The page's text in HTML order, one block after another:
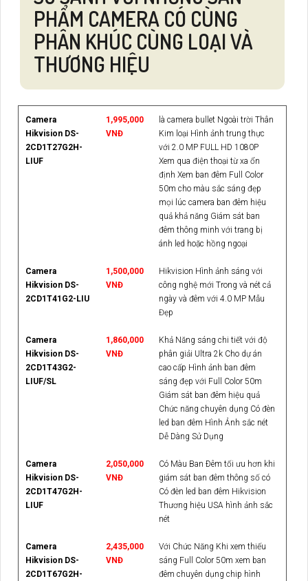
PHẨM CAMERA CÓ CÙNG
PHÂN KHÚC CÙNG LOẠI VÀ
THƯƠNG HIỆU
Camera
Hikvision DS-
2CD1T27G2H-
LIUF
1,995,000
VNĐ
là camera bullet Ngoài trời Thân
Kim loại Hình ảnh trung thực
với 2.0 MP FULL HD 1080P
Xem qua điện thoại từ xa ổn
định Xem ban đêm Full Color
50m cho màu sắc sáng đẹp
mọi lúc camera ban đêm hiệu
quả khả năng Giám sát ban
đêm thông minh với trang bị
ánh led hoặc hồng ngoại
Camera
Hikvision DS-
2CD1T41G2-LIU
1,500,000
VNĐ
Hikvision Hình ảnh sáng với
công nghệ mới Trong và nét cả
ngày và đêm với 4.0 MP Mẫu
Đẹp
Camera
Hikvision DS-
2CD1T43G2-
LIUF/SL
1,860,000
VNĐ
Khả Năng sáng chi tiết với độ
phân giải Ultra 2k Cho dự án
cao cấp Hình ảnh ban đêm
sáng đẹp với Full Color 50m
Giám sát ban đêm hiệu quả
Chức năng chuyên dụng Có đèn
led ban đêm Hình Ảnh sắc nét
Dễ Dàng Sử Dụng
Camera
Hikvision DS-
2CD1T47G2H-
LIUF
2,050,000
VNĐ
Có Màu Ban Ðêm tối ưu hơn khi
giám sát ban đêm thông số có
Có đèn led ban đêm Hikvision
Thương hiệu USA hình ảnh sắc
nét
Camera
Hikvision DS-
2CD1T67G2H-
2,435,000
VNĐ
Với Chức Năng Khi xem thiếu
sáng Full Color 50m xem ban
đêm chuyên dụng chip hình